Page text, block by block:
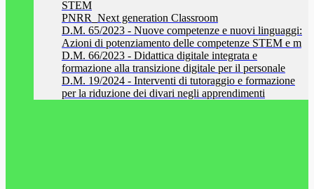
STEM
PNRR_Next generation Classroom
D.M. 65/2023 - Nuove competenze e nuovi linguaggi:
Azioni di potenziamento delle competenze STEM e m
D.M. 66/2023 - Didattica digitale integrata e
formazione alla transizione digitale per il personale
D.M. 19/2024 - Interventi di tutoraggio e formazione
per la riduzione dei divari negli apprendimenti